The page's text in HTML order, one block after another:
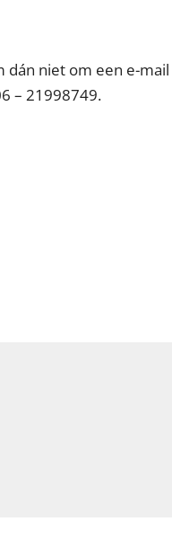
dán niet om een e-
– 21998749.